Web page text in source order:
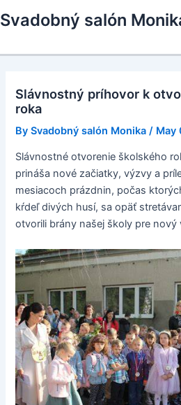
to
Svadobný salón
Slávnostný príhovor k
roka
BySvadobný salón Monika / May
Slávnostné otvorenie školského
prináša nové začiatky, výzvy a
mesiacoch prázdnin, počas
kŕdeľ divých husí, sa opäť
otvorili brány našej školy pre nový